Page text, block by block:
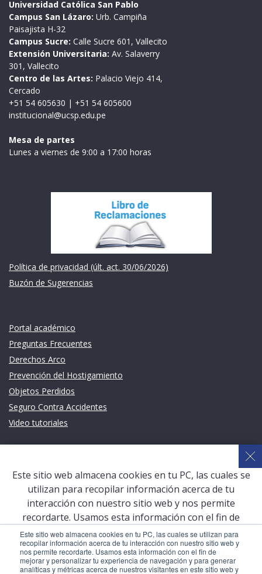
Este sitio web almacena cookies en tu PC, las cuales se utilizan para
recopilar información acerca de tu interacción con nuestro sitio web y
nos permite recordarte. Usamos esta información con el fin de
mejorar y personalizar tu experiencia de navegación y para generar
analíticas y métricas acerca de nuestros visitantes en este sitio web y
Universidad Católica San Pablo
Campus San Lázaro: Urb. Campiña
Paisajista H-32
Campus Sucre: Calle Sucre 601, Vallecito
Extensión Universitaria: Av. Salaverry
301, Vallecito
Centro de las Artes: Palacio Viejo 414,
Cercado
+51 54 605630 | +51 54 605600
institucional@ucsp.edu.pe
Mesa de partes
Lunes a viernes de 9:00 a 17:00 horas
Política de privacidad (últ. act. 30/06/2026)
Buzón de Sugerencias
Portal académico
Preguntas Frecuentes
Derechos Arco
Prevención del Hostigamiento
Objetos Perdidos
Seguro Contra Accidentes
Video tutoriales
Sistema de Gestión Académica (SGA)
Defensoría Universitaria
Terceros vinculados
San Pablo Mail
Aula Virtual Pregrado
Aula Virtual Postgrado
Este sitio web almacena cookies en tu PC, las cuales se
utilizan para recopilar información acerca de tu
interacción con nuestro sitio web y nos permite
recordarte. Usamos esta información con el fin de
mejorar y personalizar tu experiencia de navegación y
para generar analíticas y métricas acerca de nuestros
visitantes en este sitio web y otros medios de